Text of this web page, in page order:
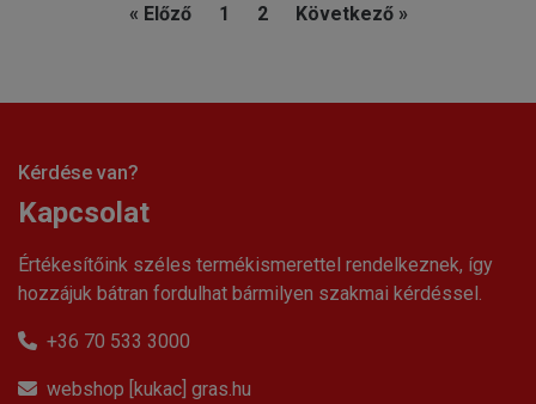
« Előző 1 2 Következő »
Kérdése van?
Kapcsolat
Értékesítőink széles termékismerettel rendelkeznek, így
hozzájuk bátran fordulhat bármilyen szakmai kérdéssel.
+36 70 533 3000
webshop [kukac] gras.hu